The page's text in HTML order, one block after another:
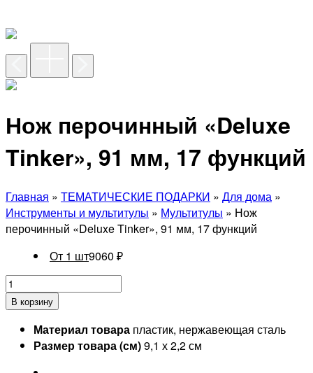
Нож перочинный «Deluxe
Tinker», 91 мм, 17 функций
Главная » ТЕМАТИЧЕСКИЕ ПОДАРКИ » Для дома »
Инструменты и мультитулы » Мультитулы » Нож
перочинный «Deluxe Tinker», 91 мм, 17 функций
От 1 шт9060 ₽
В корзину
Материал товара пластик, нержавеющая сталь
Размер товара (см)9,1 х 2,2 см